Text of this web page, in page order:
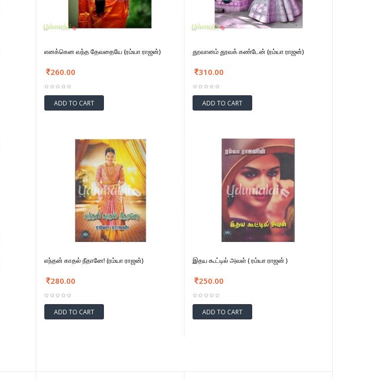
எனக்கென வந்த தேவதையே (ரம்யா ராஜன்)
260.00
ADD TO CART
தூவானம் தூவக் கண்டேன் (ரம்யா ராஜன்)
310.00
ADD TO CART
எந்தன் காதல் நீதானே! (ரம்யா ராஜன்)
280.00
ADD TO CART
இதய கூட்டில் அவள் ( ரம்யா ராஜன் )
250.00
ADD TO CART